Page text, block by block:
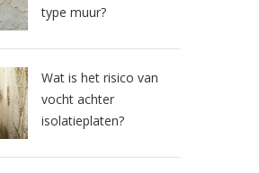
type muur?
Wat is het risico van
vocht achter
isolatieplaten?